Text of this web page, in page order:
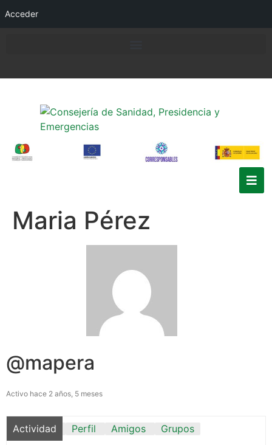
Acceder
Maria Pérez
@mapera
Activo hace 2 años, 5 meses
Actividad Perfil Amigos
Grupos